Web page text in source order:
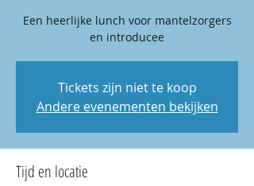
Een heerlijke lunch voor mantelzorgers
en introducee
Tickets zijn niet te koop
Andere evenementen bekijken
Tijd en locatie